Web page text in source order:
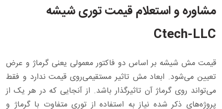
مشاوره و استعلام قیمت توری شیشه
Ctech-LLC
قیمت مش شیشه بر اساس دو فاکتور معمولی یعنی گرماژ و عرض
تعیین می‌شود. ابعاد مش تاثیر مستقیمی‌روی قیمت ندارد و فقط
می‌تواند روی گرماژ آن تاثیرگذار باشد. از آنجایی که در هر یک از
پروژه‌های ذکر شده نیاز به استفاده از توری متفاوت با گرماژ و